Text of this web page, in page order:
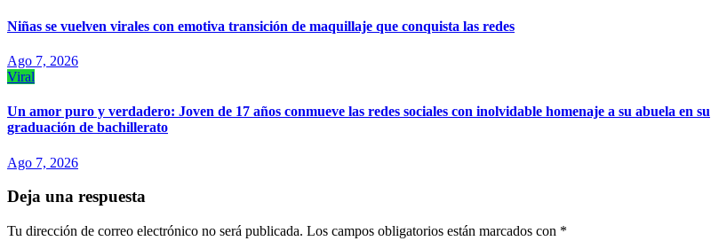
Niñas se vuelven virales con emotiva transición de maquillaje que conquista las redes
Ago 7, 2026
Viral
Un amor puro y verdadero: Joven de 17 años conmueve las redes sociales con inolvidable homenaje a su abuela en su
graduación de bachillerato
Ago 7, 2026
Deja una respuesta
Tu dirección de correo electrónico no será publicada. Los campos obligatorios están marcados con *